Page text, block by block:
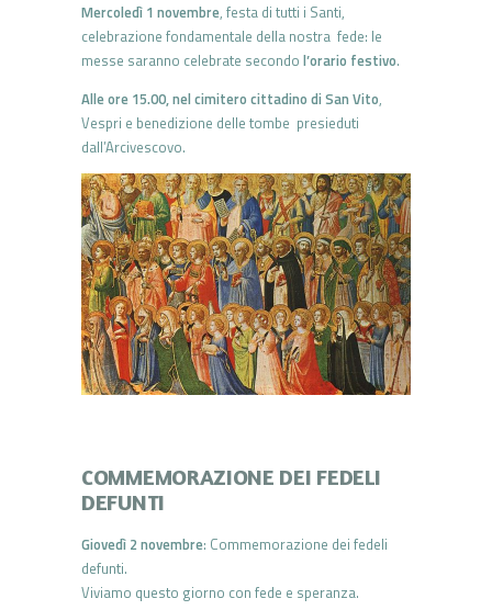
Mercoledì 1 novembre, festa di tutti i Santi,
celebrazione fondamentale della nostra fede: le
messe saranno celebrate secondo l’orario festivo.
Alle ore 15.00, nel cimitero cittadino di San Vito,
Vespri e benedizione delle tombe presieduti
dall’Arcivescovo.
COMMEMORAZIONE DEI FEDELI
DEFUNTI
Giovedì 2 novembre: Commemorazione dei fedeli
defunti.
Viviamo questo giorno con fede e speranza.